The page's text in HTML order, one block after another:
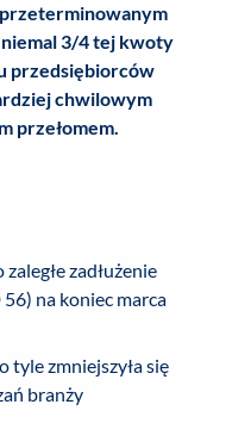
niemal 3/4 tej kwoty
przedsiębiorców
chwilowym
przełomem.
zadłużenie
na koniec marca
tyle zmniejszyła się
branży